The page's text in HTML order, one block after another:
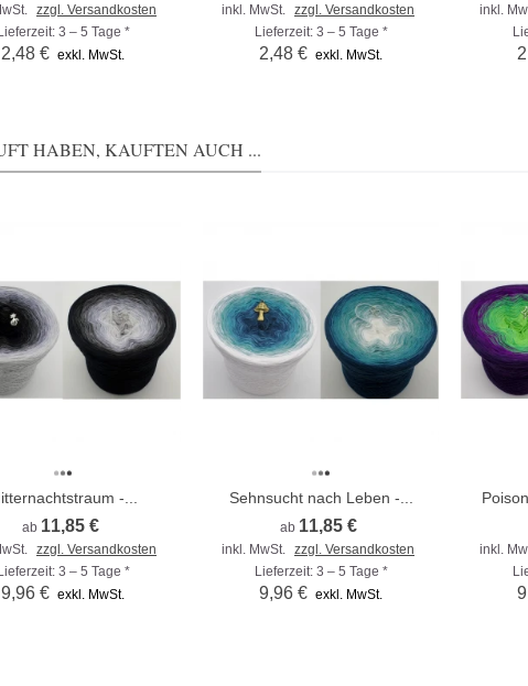
zzgl. Versandkosten
Lieferzeit: 3 – 5 Tage *
2,48 € exkl. MwSt.
inkl. MwSt. zzgl. Versandkosten
Lieferzeit: 3 – 5 Tage *
2,48 € exkl. MwSt.
inkl.
HABEN, KAUFTEN AUCH ...
-...
ab 11,85 €
zzgl. Versandkosten
3 – 5 Tage *
9,96 € exkl. MwSt.
Sehnsucht nach Leben -...
ab 11,85 €
inkl. MwSt. zzgl. Versandkosten
Lieferzeit: 3 – 5 Tage *
9,96 € exkl. MwSt.
inkl.